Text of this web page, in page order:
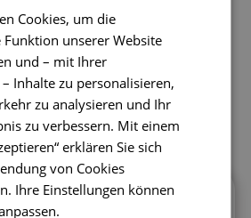
Mileah Baby-Essset
Cookies, um die
unserer Website
und – mit Ihrer
Inhalte zu personalisieren,
zu analysieren und Ihr
zu verbessern. Mit einem
erklären Sie sich
von Cookies
Ihre Einstellungen können